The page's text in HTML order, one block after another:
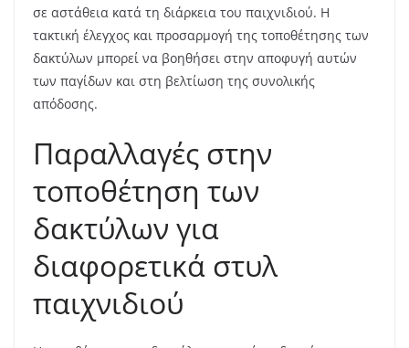
σε αστάθεια κατά τη διάρκεια του παιχνιδιού. Η
τακτική έλεγχος και προσαρμογή της τοποθέτησης των
δακτύλων μπορεί να βοηθήσει στην αποφυγή αυτών
των παγίδων και στη βελτίωση της συνολικής
απόδοσης.
Παραλλαγές στην
τοποθέτηση των
δακτύλων για
διαφορετικά στυλ
παιχνιδιού